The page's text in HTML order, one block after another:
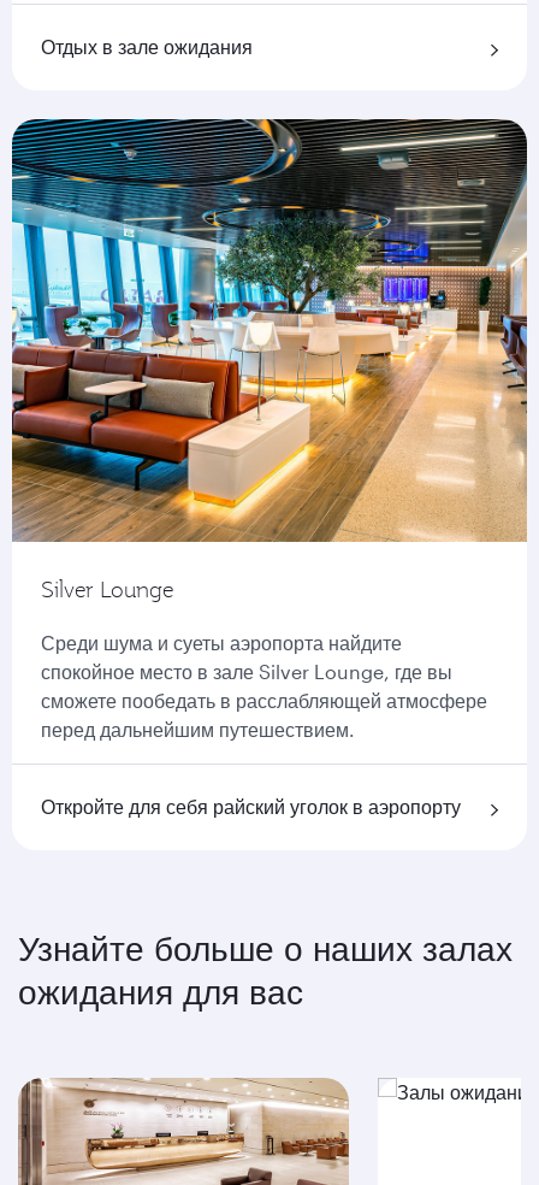
Отдых в зале ожидания
Silver Lounge
Среди шума и суеты аэропорта найдите
спокойное место в зале Silver Lounge, где вы
сможете пообедать в расслабляющей атмосфере
перед дальнейшим путешествием.
Откройте для себя райский уголок в аэропорту
Узнайте больше о наших залах
ожидания для вас